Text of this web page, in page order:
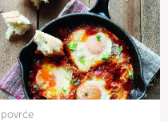
povrće